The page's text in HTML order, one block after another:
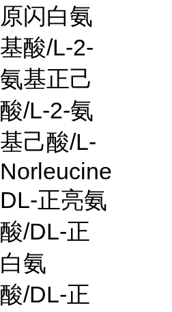
原闪白氨
基酸/L-2-
氨基正己
酸/L-2-氨
基己酸/L-
Norleucine
DL-正亮氨
酸/DL-正
白氨
酸/DL-正